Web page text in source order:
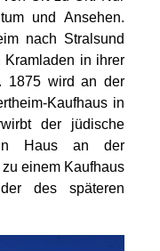
und Ansehen.
nach Stralsund
Kramladen in ihrer
1875 wird an der
Kaufhaus in
der jüdische
Haus an der
einem Kaufhaus
des späteren